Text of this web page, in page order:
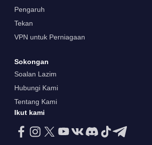
Pengaruh
Tekan
VPN untuk Perniagaan
Sokongan
Soalan Lazim
Hubungi Kami
Tentang Kami
Ikut kami